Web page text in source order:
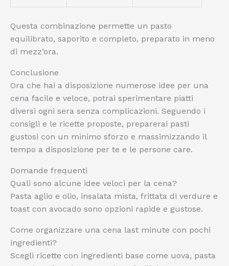
Questa combinazione permette un pasto
equilibrato, saporito e completo, preparato in meno
di mezz’ora.
Conclusione
Ora che hai a disposizione numerose idee per una
cena facile e veloce, potrai sperimentare piatti
diversi ogni sera senza complicazioni. Seguendo i
consigli e le ricette proposte, preparerai pasti
gustosi con un minimo sforzo e massimizzando il
tempo a disposizione per te e le persone care.
Domande frequenti
Quali sono alcune idee veloci per la cena?
Pasta aglio e olio, insalata mista, frittata di verdure e
toast con avocado sono opzioni rapide e gustose.
Come organizzare una cena last minute con pochi
ingredienti?
Scegli ricette con ingredienti base come uova, pasta